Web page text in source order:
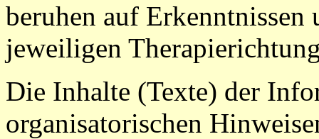
beruhen auf
jeweiligen
Die Inhalte (Texte) der
organisatorischen